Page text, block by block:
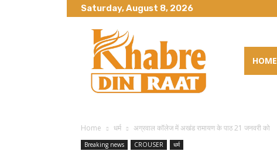
Saturday, August 8, 2026
HOME
Home धर्म अग्रवाल कॉलेज में अखंड रामायण के पाठ 21 जनवरी को
Breaking news CROUSER धर्म